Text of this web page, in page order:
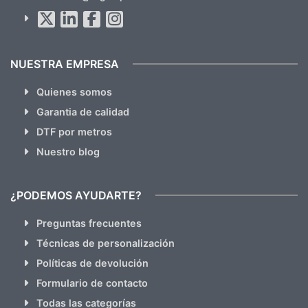
hacemos Spam)
NUESTRA EMPRESA
Quienes somos
Garantia de calidad
DTF por metros
Nuestro blog
¿PODEMOS AYUDARTE?
Preguntas frecuentes
Técnicas de personalización
Políticas de devolución
Formulario de contacto
Todas las categorías